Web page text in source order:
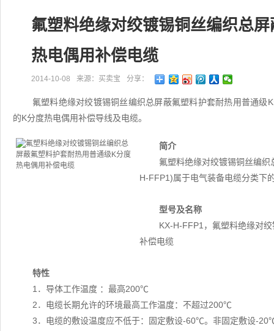
氟塑料绝缘对绞镀锡铜丝编织总
热电偶用补偿电缆
2014-10-08 来源：买卖宝 分享：
氟塑料绝缘对绞镀锡铜丝编织总屏蔽氟塑料护套耐热用普通
的K分度热电偶用补偿导线及电缆。
简介
氟塑料绝缘对绞镀锡铜丝编
H-FFP1)属于电气装备电缆分类下
型号及名称
KX-H-FFP1，氟塑料绝缘对
补偿电缆
特性
1．导体工作温度 ：最高200℃
2．电缆长期允许的环境最高工作温度：不超过200℃
3．电缆的敷设温度应不低于：固定敷设-60℃。非固定敷设-